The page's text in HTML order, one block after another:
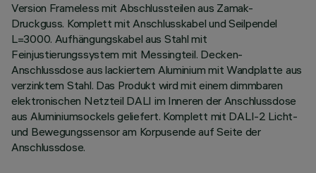
Version Frameless mit Abschlussteilen aus Zamak-
Druckguss. Komplett mit Anschlusskabel und Seilpendel
L=3000. Aufhängungskabel aus Stahl mit
Feinjustierungssystem mit Messingteil. Decken-
Anschlussdose aus lackiertem Aluminium mit Wandplatte aus
verzinktem Stahl. Das Produkt wird mit einem dimmbaren
elektronischen Netzteil DALI im Inneren der Anschlussdose
aus Aluminiumsockels geliefert. Komplett mit DALI-2 Licht-
und Bewegungssensor am Korpusende auf Seite der
Anschlussdose.